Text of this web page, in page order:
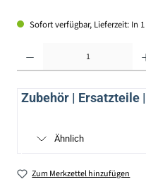
Sofort verfügbar, Lieferzeit: In
Zubehör | Ersatzteile
Ähnlich
Zum Merkzettel hinzufügen